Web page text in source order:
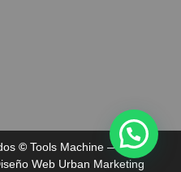
© Tools Machine — Sitio
Web Urban Marketing